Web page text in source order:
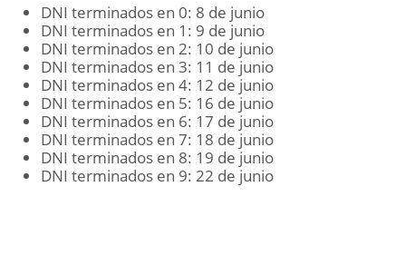
DNI terminados en 0: 8 de junio
DNI terminados en 1: 9 de junio
DNI terminados en 2: 10 de junio
DNI terminados en 3: 11 de junio
DNI terminados en 4: 12 de junio
DNI terminados en 5: 16 de junio
DNI terminados en 6: 17 de junio
DNI terminados en 7: 18 de junio
DNI terminados en 8: 19 de junio
DNI terminados en 9: 22 de junio